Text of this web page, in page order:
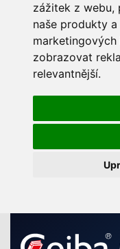
zážitek z webu,
naše produkty
zobrazovat
relevantnější.